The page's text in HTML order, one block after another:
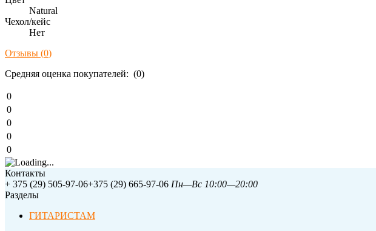
Natural
Чехол/кейс
Нет
Отзывы (0)
Средняя оценка покупателей: (0)
0
0
0
0
0
Контакты
+ 375 (29) 505-97-06+375 (29) 665-97-06 Пн—Вс 10:00—20:00
Разделы
ГИТАРИСТАМ